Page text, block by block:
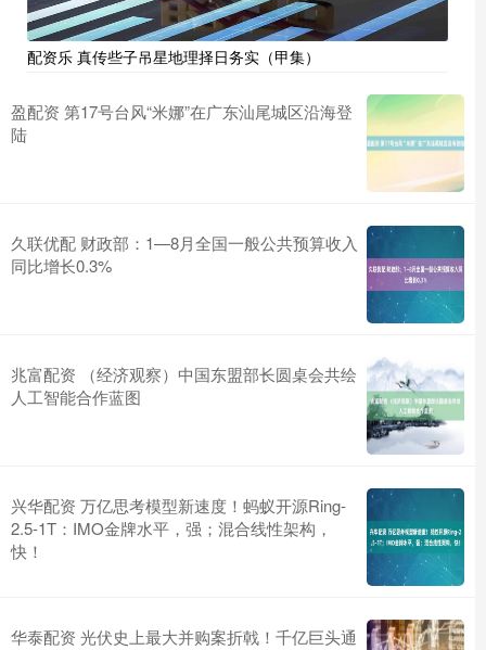
配资乐 真传些子吊星地理择日务实（甲集）
盈配资 第17号台风“米娜”在广东汕尾城区沿海登
陆
久联优配 财政部：1—8月全国一般公共预算收入
同比增长0.3%
兆富配资 （经济观察）中国东盟部长圆桌会共绘
人工智能合作蓝图
兴华配资 万亿思考模型新速度！蚂蚁开源Ring-
2.5-1T：IMO金牌水平，强；混合线性架构，
快！
华泰配资 光伏史上最大并购案折戟！千亿巨头通